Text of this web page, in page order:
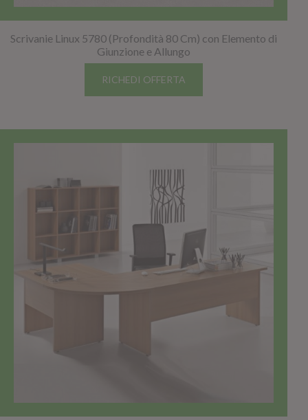
Scrivanie Linux 5780 (Profondità 80 Cm) con Elemento di
Giunzione e Allungo
RICHEDI OFFERTA
TOP SELLER!